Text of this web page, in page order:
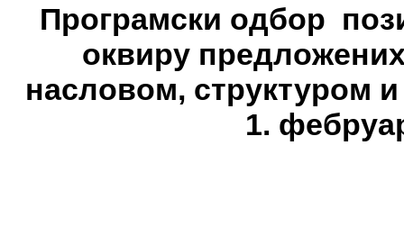
Програмски одбор
оквиру
насловом, структуром
1.